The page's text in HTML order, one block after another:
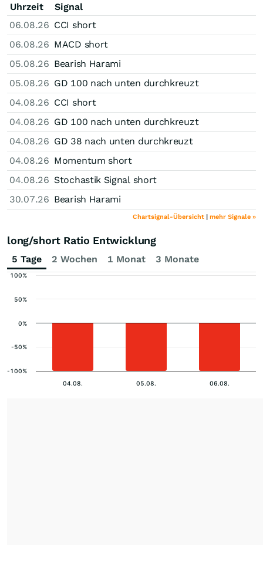
Uhrzeit
Signal
06.08.26 CCI short
06.08.26 MACD short
05.08.26 Bearish Harami
05.08.26 GD 100 nach unten durchkreuzt
04.08.26 CCI short
04.08.26 GD 100 nach unten durchkreuzt
04.08.26 GD 38 nach unten durchkreuzt
04.08.26 Momentum short
04.08.26 Stochastik Signal short
30.07.26 Bearish Harami
Chartsignal-Übersicht | mehr Signale »
long/short Ratio Entwicklung
5 Tage 2 Wochen 1 Monat 3 Monate
04.08. 05.08. 06.08.
-100%
-50%
0%
50%
100%